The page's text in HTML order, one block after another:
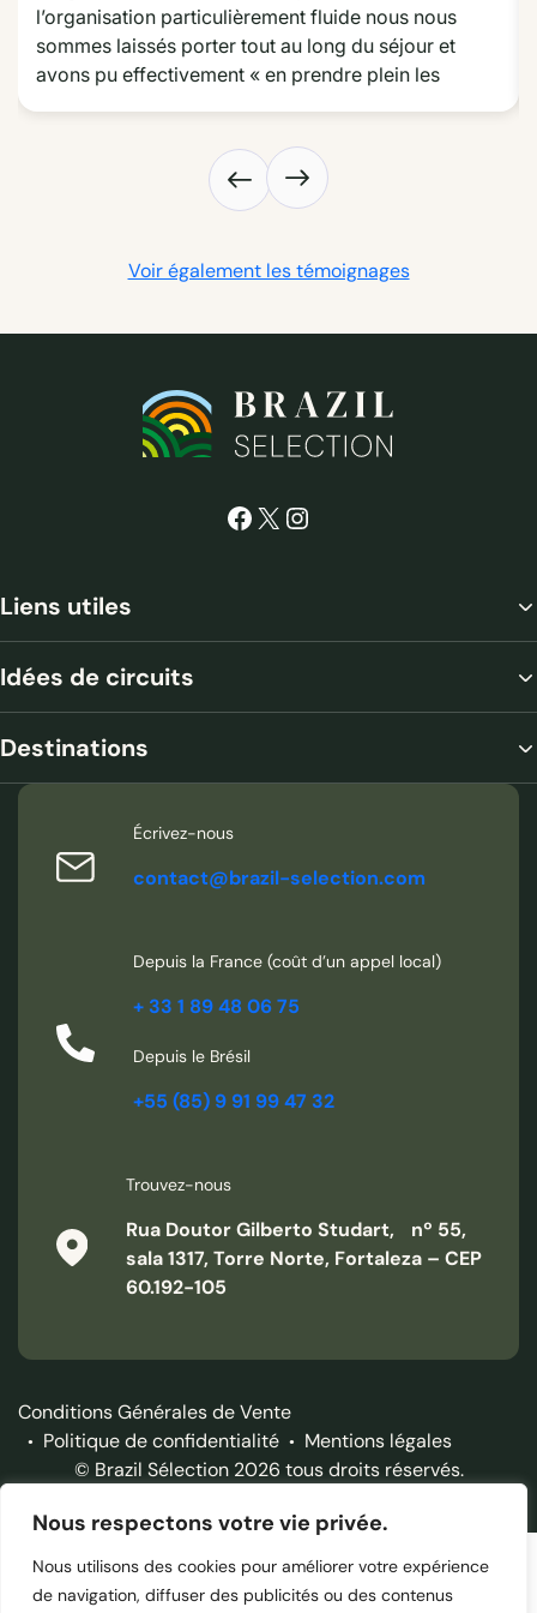
Nous respectons votre vie privée.
Nous utilisons des cookies pour améliorer votre expérience
de navigation, diffuser des publicités ou des contenus
Vous reprenez ensuite la route pour rejoindre la rivière
Mucugezinho. Depuis la route, une marche d’une quinzaine
de minutes le long de la rivière mène à l’à-pic d’une
grand bassin, appelé le « puits du diable ». Une piscine
naturelle idéale pour la baignade.
Jour 3
Lençois – Poço Encantado – Mucuge
Vous retrouvez votre guide à la réception de l’hôtel après
votre petit-déjeuner au buffet et partez rejoindre le véhicule
Départ par la route pour la grotte du Poço Encantado.
Poço Encantado Chapada Diamantina
Ruelle de Mucugé Chapada Diamantina
l’organisation particulièrement fluide nous nous
sommes laissés porter tout au long du séjour et
avons pu effectivement « en prendre plein les
choix d’hôtel très différents les uns des autres mais
dont le choix était toujours très pertinent, l’excursion
sur le delta et les jonctions et trajets très efficaces.
demandes particulières.
Voir également les témoignages
Facebook
X Instagram
Liens utiles
Idées de circuits
Destinations
Écrivez-nous
contact@brazil-selection.com
Depuis la France (coût d’un appel local)
+ 33 1 89 48 06 75
Depuis le Brésil
+55 (85) 9 91 99 47 32
Trouvez-nous
Rua Doutor Gilberto Studart, nº 55,
sala 1317, Torre Norte, Fortaleza – CEP
60.192-105
Conditions Générales de Vente
Politique de confidentialité
Mentions légales
© Brazil Sélection 2026 tous droits réservés.